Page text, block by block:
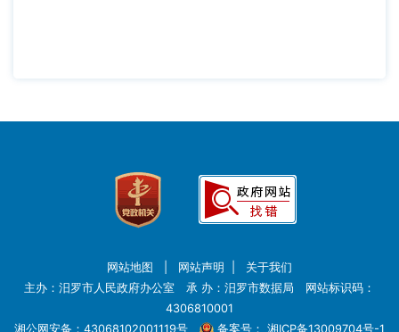
网站地图 网站声明
关于我们
主办：汨罗市人民政府办公室 承 办：汨罗市数据局 网站标识码：
4306810001
湘公网安备：43068102001119号
备案号： 湘ICP备13009704号-1